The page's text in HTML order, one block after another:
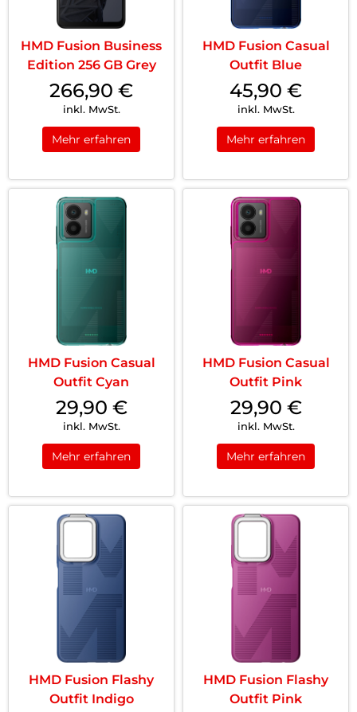
HMD Fusion Business
Edition 256 GB Grey
266,90 €
inkl. MwSt.
Mehr erfahren
HMD Fusion Casual
Outfit Blue
45,90 €
inkl. MwSt.
Mehr erfahren
HMD Fusion Casual
Outfit Cyan
29,90 €
inkl. MwSt.
Mehr erfahren
HMD Fusion Casual
Outfit Pink
29,90 €
inkl. MwSt.
Mehr erfahren
HMD Fusion Flashy
Outfit Indigo
HMD Fusion Flashy
Outfit Pink